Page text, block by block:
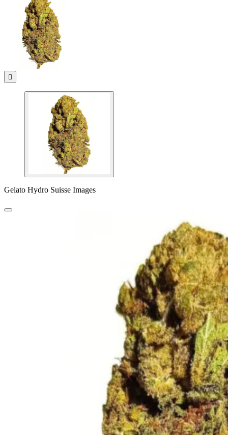

Gelato Hydro Suisse Images